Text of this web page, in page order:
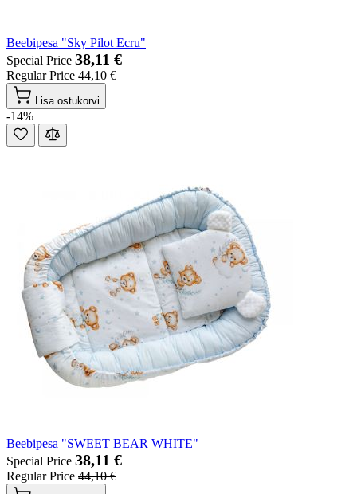
Beebipesa "Sky Pilot Ecru"
Special Price 38,11 €
Regular Price 44,10 €
Lisa ostukorvi
-14%
Beebipesa "SWEET BEAR WHITE"
Special Price 38,11 €
Regular Price 44,10 €